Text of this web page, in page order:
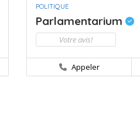
POLITIQUE
Parlamentarium
Votre avis!
Appeler